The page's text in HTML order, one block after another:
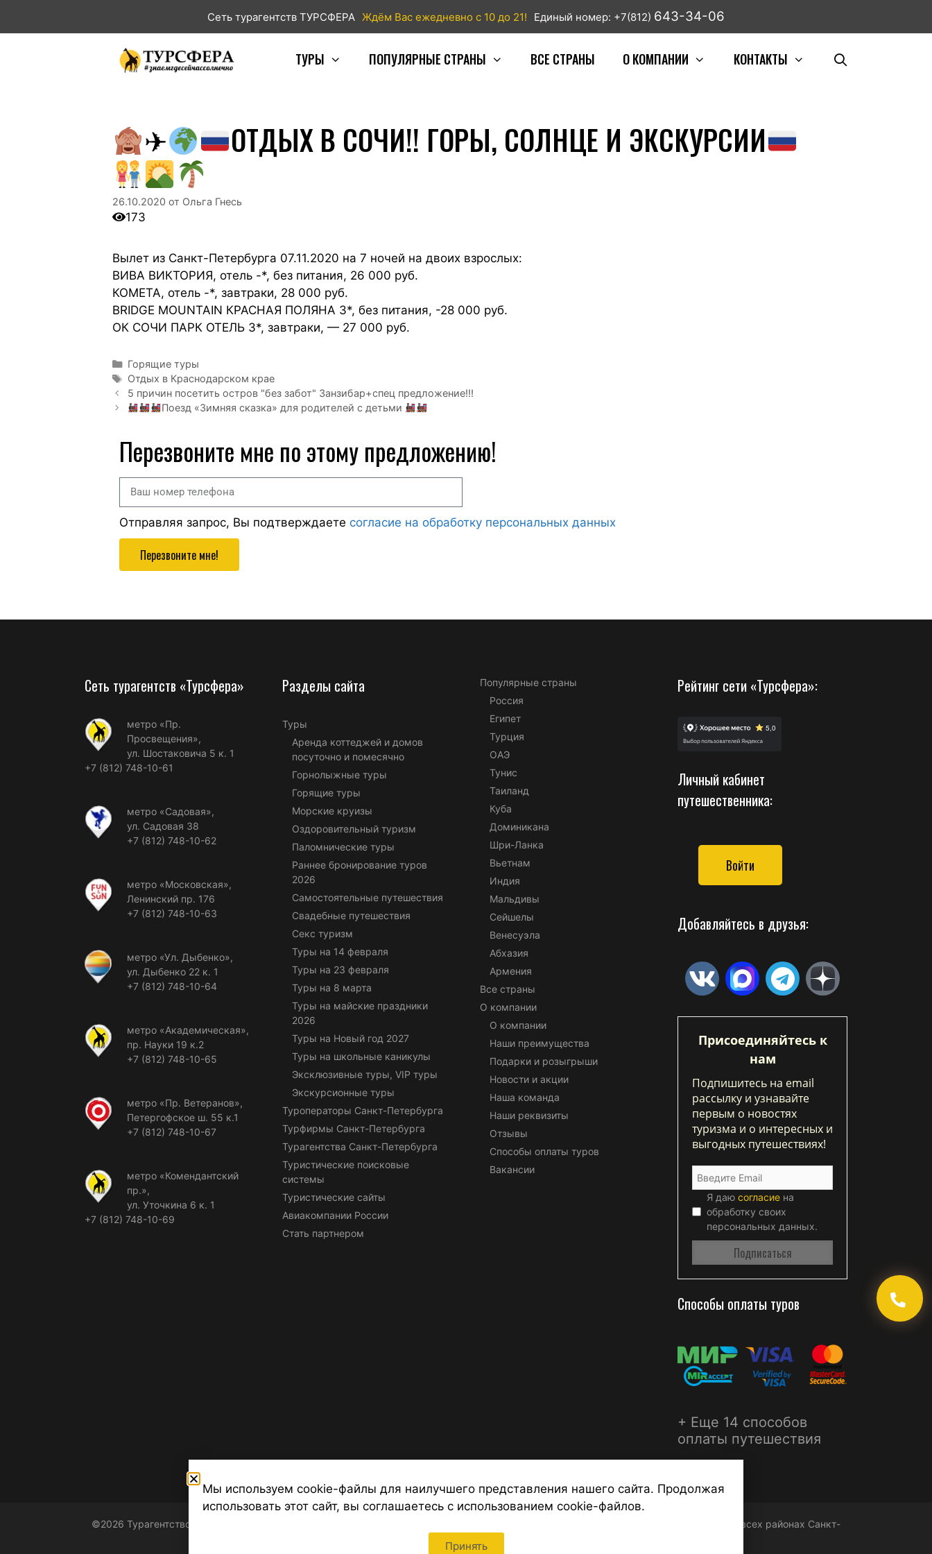
Сеть турагентств ТУРСФЕРА Ждём Вас ежедневно с 10 до 21! Единый номер: +7(812) 643-34-06
ТУРЫ ПОПУЛЯРНЫЕ СТРАНЫ ВСЕ СТРАНЫ О КОМПАНИИ КОНТАКТЫ
✈ ОТДЫХ В СОЧИ!! ГОРЫ, СОЛНЦЕ И ЭКСКУРСИИ
26.10.2020 от Ольга Гнесь
173
Вылет из Санкт-Петербурга 07.11.2020 на 7 ночей на двоих взрослых:
ВИВА ВИКТОРИЯ, отель -*, без питания, 26 000 руб.
КОМЕТА, отель -*, завтраки, 28 000 руб.
BRIDGE MOUNTAIN КРАСНАЯ ПОЛЯНА 3*, без питания, -28 000 руб.
ОК СОЧИ ПАРК ОТЕЛЬ 3*, завтраки, — 27 000 руб.
Горящие туры
Отдых в Краснодарском крае
5 причин посетить остров "без забот" Занзибар+спец предложение!!!
Поезд «Зимняя сказка» для родителей с детьми
Перезвоните мне по этому предложению!
Отправляя запрос, Вы подтверждаете согласие на обработку персональных данных
Перезвоните мне!
Сеть турагентств «Турсфера»
метро «Пр.
Просвещения»,
ул. Шостаковича 5 к. 1
+7 (812) 748-10-61
метро «Садовая»,
ул. Садовая 38
+7 (812) 748-10-62
метро «Московская»,
Ленинский пр. 176
+7 (812) 748-10-63
метро «Ул. Дыбенко»,
ул. Дыбенко 22 к. 1
+7 (812) 748-10-64
метро «Академическая»,
пр. Науки 19 к.2
+7 (812) 748-10-65
метро «Пр. Ветеранов»,
Петергофское ш. 55 к.1
+7 (812) 748-10-67
метро «Комендантский
пр.»,
ул. Уточкина 6 к. 1
+7 (812) 748-10-69
Разделы сайта
Туры
Аренда коттеджей и домов
посуточно и помесячно
Горнолыжные туры
Горящие туры
Морские круизы
Оздоровительный туризм
Паломнические туры
Раннее бронирование туров
2026
Самостоятельные путешествия
Свадебные путешествия
Секс туризм
Туры на 14 февраля
Туры на 23 февраля
Туры на 8 марта
Туры на майские праздники
2026
Туры на Новый год 2027
Туры на школьные каникулы
Эксклюзивные туры, VIP туры
Экскурсионные туры
Туроператоры Санкт-Петербурга
Турфирмы Санкт-Петербурга
Турагентства Санкт-Петербурга
Туристические поисковые
системы
Туристические сайты
Авиакомпании России
Стать партнером
Популярные страны
Россия
Египет
Турция
ОАЭ
Тунис
Таиланд
Куба
Доминикана
Шри-Ланка
Вьетнам
Индия
Мальдивы
Сейшелы
Венесуэла
Абхазия
Армения
Все страны
О компании
О компании
Наши преимущества
Подарки и розыгрыши
Новости и акции
Наша команда
Наши реквизиты
Отзывы
Способы оплаты туров
Вакансии
Рейтинг сети «Турсфера»:
Личный кабинет
путешественника:
Войти
Добавляйтесь в друзья:
Присоединяйтесь к
нам
Подпишитесь на email
рассылку и узнавайте
первым о новостях
туризма и о интересных и
выгодных путешествиях!
Я даю согласие на
обработку своих
персональных данных.
Способы оплаты туров
+ Еще 14 способов
оплаты путешествия
©2026 Турагентство Турсфера - Поиск туров от надежных туроператоров, официальный сайт турфирмы ТУРСФЕРА - турагентства во всех районах Санкт-
Мы используем cookie-файлы для наилучшего представления нашего сайта. Продолжая
использовать этот сайт, вы соглашаетесь с использованием cookie-файлов.
Принять